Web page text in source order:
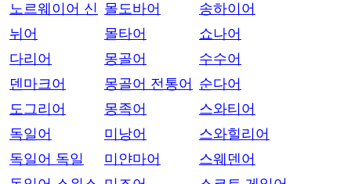
노르웨이어 신
뉘어
다리어
덴마크어
도그리어
독일어
독일어 독일
몰도바어
몰타어
몽골어
몽골어 전통어
몽족어
미낭어
미얀마어
송하이어
쇼나어
수수어
순다어
스와티어
스와힐리어
스웨덴어